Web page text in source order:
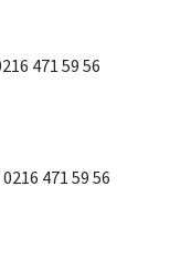
471 59 56
471 59 56